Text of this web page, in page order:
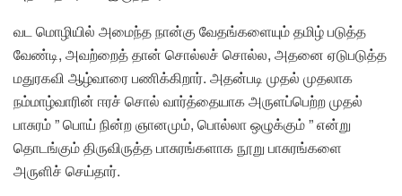
வட மொழியில் அமைந்த நான்கு வேதங்களையும் தமிழ் படுத்த
வேண்டி, அவற்றைத் தான் சொல்லச் சொல்ல, அதனை ஏடுபடுத்த
மதுரகவி ஆழ்வாரை பணிக்கிறார். அதன்படி முதல் முதலாக
நம்மாழ்வாரின் ஈரச் சொல் வார்த்தையாக அருளப்பெற்ற முதல்
பாசுரம் ” பொய் நின்ற ஞானமும், பொல்லா ஒழுக்கும் ” என்று
தொடங்கும் திருவிருத்த பாசுரங்களாக நூறு பாசுரங்களை
அருளிச் செய்தார்.